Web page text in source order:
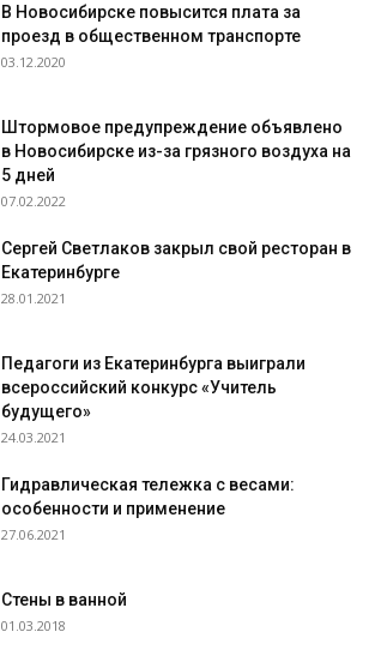
В Новосибирске повысится плата за
проезд в общественном транспорте
03.12.2020
Штормовое предупреждение объявлено
в Новосибирске из-за грязного воздуха на
5 дней
07.02.2022
Сергей Светлаков закрыл свой ресторан в
Екатеринбурге
28.01.2021
Педагоги из Екатеринбурга выиграли
всероссийский конкурс «Учитель
будущего»
24.03.2021
Гидравлическая тележка с весами:
особенности и применение
27.06.2021
Стены в ванной
01.03.2018